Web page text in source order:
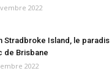
2022
Stradbroke Island, le paradis
de Brisbane
2022